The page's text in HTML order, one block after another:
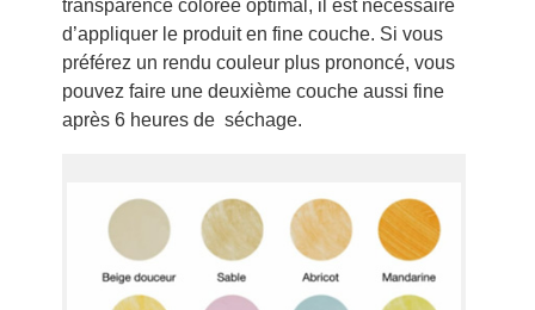
transparence colorée optimal, il est nécessaire
d’appliquer le produit en fine couche. Si vous
préférez un rendu couleur plus prononcé, vous
pouvez faire une deuxième couche aussi fine
après 6 heures de séchage.